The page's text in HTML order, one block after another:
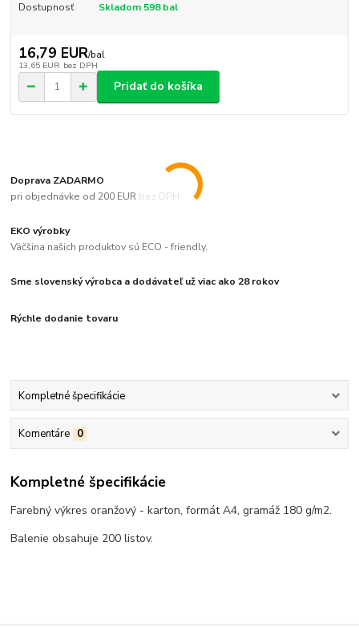
Dostupnosť Skladom 598 bal
16,79 EUR/bal
13,65 EUR bez DPH
Pridať do košíka
Doprava ZADARMO
pri objednávke od 200 EUR bez DPH
EKO výrobky
Väčšina našich produktov sú ECO - friendly.
Sme slovenský výrobca a dodávateľ už viac ako 28 rokov
Rýchle dodanie tovaru
Kompletné špecifikácie
Komentáre 0
Kompletné špecifikácie
Farebný výkres oranžový - karton, formát A4, gramáž 180 g/m2.
Balenie obsahuje 200 listov.